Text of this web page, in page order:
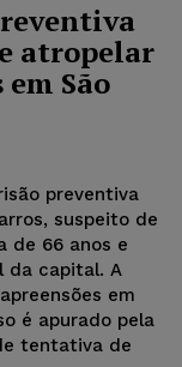
atropelar
São
preventiva
suspeito de
de 66 anos e
da capital. A
em
é apurado pela
tentativa de